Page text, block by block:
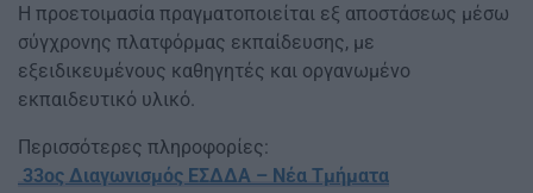
Η προετοιμασία πραγματοποιείται εξ αποστάσεως μέσω
σύγχρονης πλατφόρμας εκπαίδευσης, με
εξειδικευμένους καθηγητές και οργανωμένο
εκπαιδευτικό υλικό.
Περισσότερες πληροφορίες:
33ος Διαγωνισμός ΕΣΔΔΑ – Νέα Τμήματα